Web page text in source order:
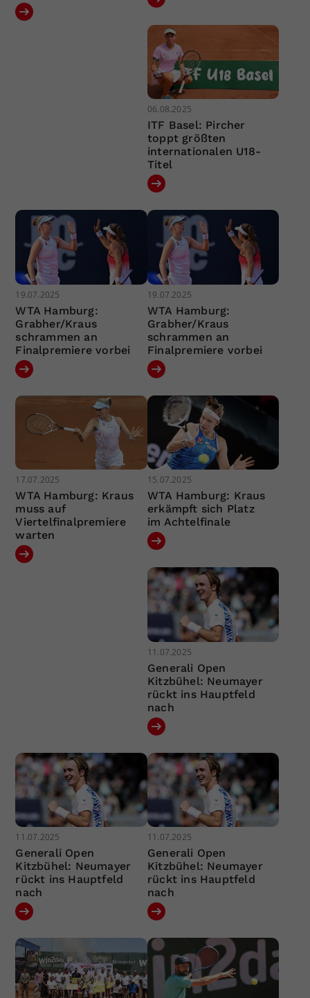
06.08.2025
ITF Basel: Pircher
toppt größten
internationalen U18-
Titel
19.07.2025
WTA Hamburg:
Grabher/Kraus
schrammen an
Finalpremiere vorbei
19.07.2025
WTA Hamburg:
Grabher/Kraus
schrammen an
Finalpremiere vorbei
17.07.2025
WTA Hamburg: Kraus
muss auf
Viertelfinalpremiere
warten
15.07.2025
WTA Hamburg: Kraus
erkämpft sich Platz
im Achtelfinale
11.07.2025
Generali Open
Kitzbühel: Neumayer
rückt ins Hauptfeld
nach
11.07.2025
Generali Open
Kitzbühel: Neumayer
rückt ins Hauptfeld
nach
11.07.2025
Generali Open
Kitzbühel: Neumayer
rückt ins Hauptfeld
nach